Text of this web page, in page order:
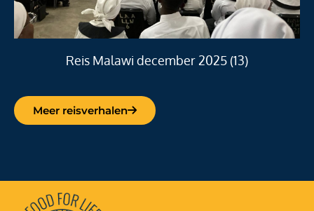
Reis Malawi december 2025 (13)
Meer reisverhalen